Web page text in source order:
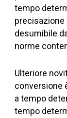
tempo
precisazione
desumibile
norme
Ulteriore
conversione
a tempo
tempo